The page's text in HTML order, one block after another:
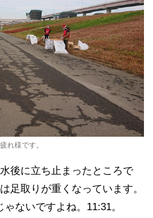
れ様です。
後に立ち止まったところで
足取りが重くなっています。
ないですよね。11:31。